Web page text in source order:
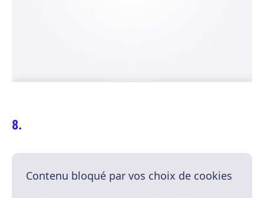
Contenu bloqué par vos choix de cookies